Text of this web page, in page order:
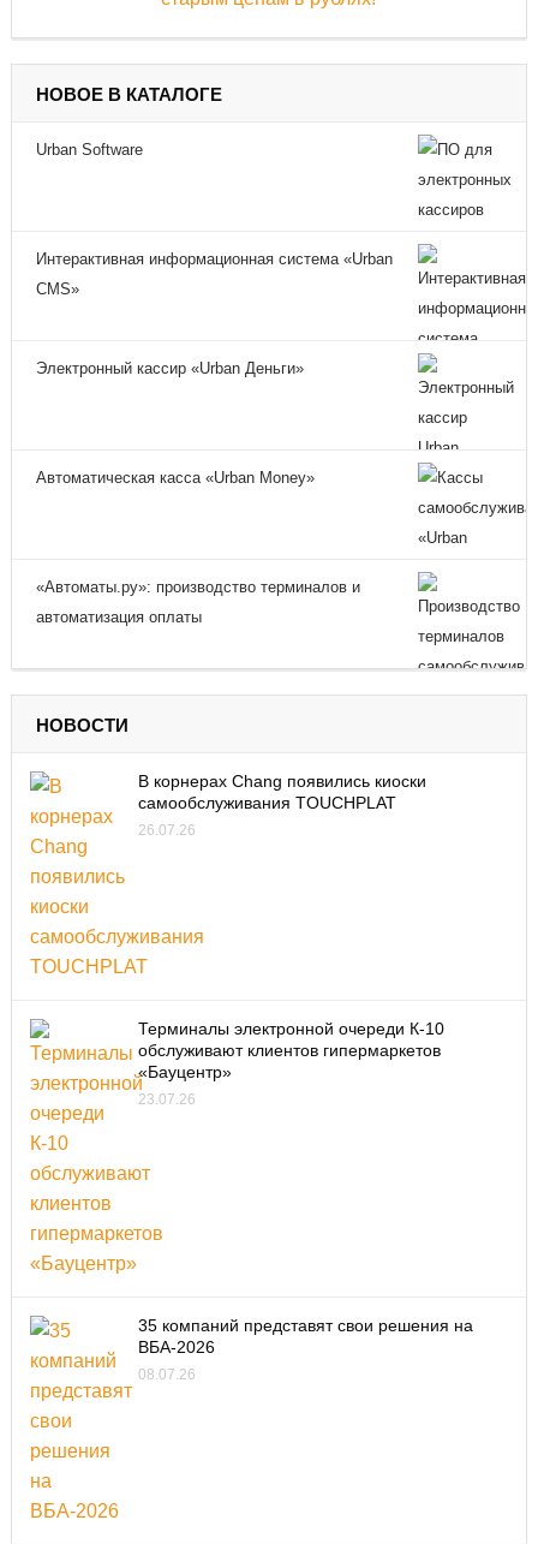
НОВОЕ В КАТАЛОГЕ
Urban Software
Интерактивная информационная система «Urban
CMS»
Электронный кассир «Urban Деньги»
Автоматическая касса «Urban Money»
«Автоматы.ру»: производство терминалов и
автоматизация оплаты
НОВОСТИ
В корнерах Chang появились киоски
самообслуживания TOUCHPLAT
26.07.26
Терминалы электронной очереди К-10
обслуживают клиентов гипермаркетов
«Бауцентр»
23.07.26
35 компаний представят свои решения на
ВБА-2026
08.07.26